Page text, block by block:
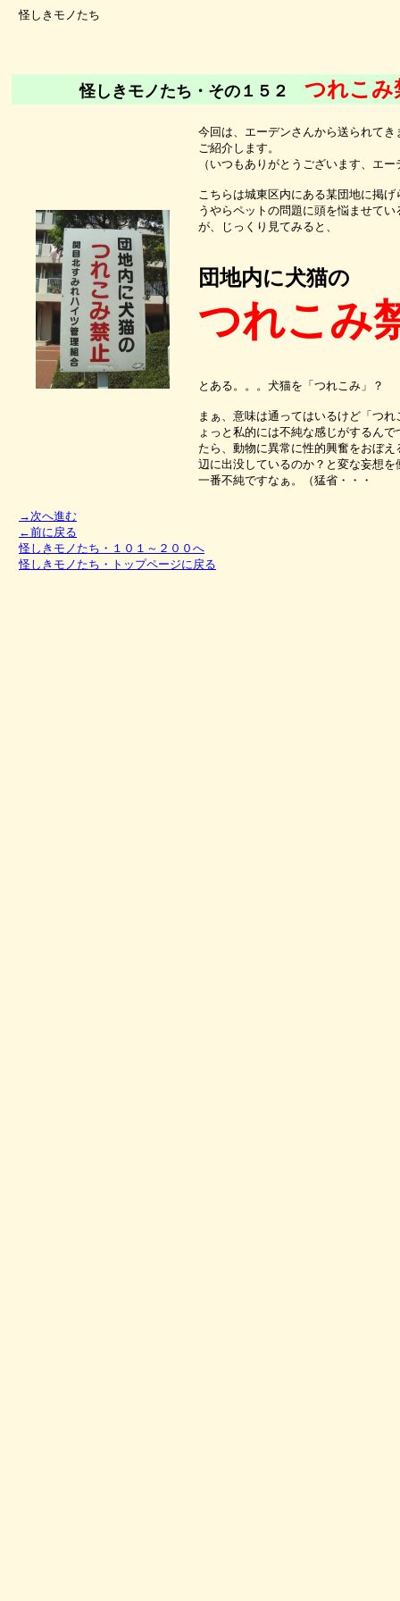
怪しきモノたち
怪しきモノたち・その１５２ つれこみ
今回は、エーデンさんから送られてき
ご紹介します。
（いつもありがとうございます、エ
こちらは城東区内にある某団地に掲
うやらペットの問題に頭を悩ませて
が、じっくり見てみると、
団地内に犬猫の
つれこみ
とある。。。犬猫を「つれこみ」？
まぁ、意味は通ってはいるけど「つ
ょっと私的には不純な感じがするん
たら、動物に異常に性的興奮をおぼ
辺に出没しているのか？と変な妄想を
一番不純ですなぁ。（猛省・・・
→次へ進む
←前に戻る
怪しきモノたち・１０１～２００へ
怪しきモノたち・トップページに戻る